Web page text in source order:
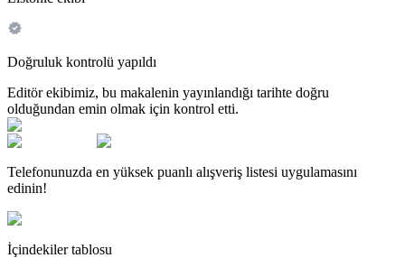
Doğruluk kontrolü yapıldı
Editör ekibimiz, bu makalenin yayınlandığı tarihte doğru
olduğundan emin olmak için kontrol etti.
Telefonunuzda en yüksek puanlı alışveriş listesi uygulamasını
edinin!
İçindekiler tablosu